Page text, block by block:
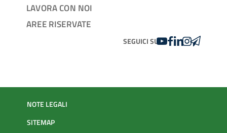
LAVORA CON NOI
AREE RISERVATE
SEGUICI SUYOUTUBE
FACEBOOK
LINKEDIN
INSTAGRAM
NOTE LEGALI
SITEMAP